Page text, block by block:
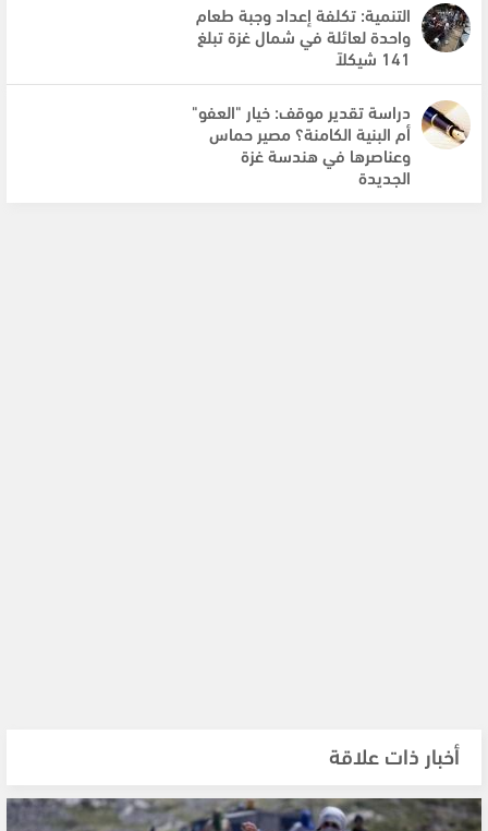
التنمية: تكلفة إعداد وجبة طعام
واحدة لعائلة في شمال غزة تبلغ
141 شيكلاً
دراسة تقدير موقف: خيار "العفو"
أم البنية الكامنة؟ مصير حماس
وعناصرها في هندسة غزة
الجديدة
أخبار ذات علاقة